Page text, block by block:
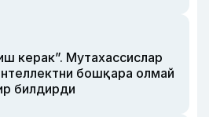
керак”. Мутахассислар
бошқара олмай
билдирди